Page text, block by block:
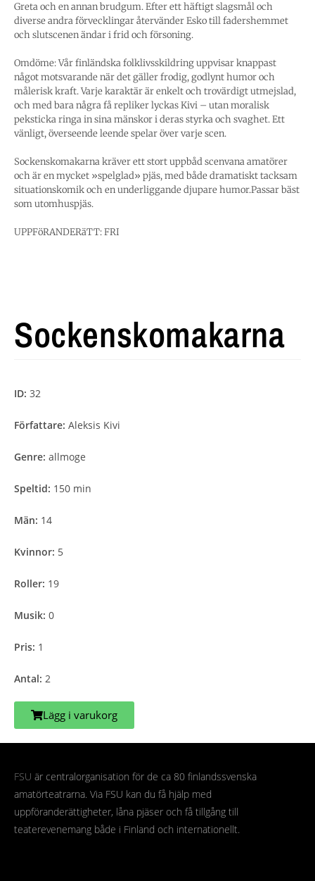
Greta och en annan brudgum. Efter ett häftigt slagsmål och
diverse andra förvecklingar återvänder Esko till fadershemmet
och slutscenen ändar i frid och försoning.
Omdöme: Vår finländska folklivsskildring uppvisar knappast
något motsvarande när det gäller frodig, godlynt humor och
målerisk kraft. Varje karaktär är enkelt och trovärdigt utmejslad,
och med bara några få repliker lyckas Kivi – utan moralisk
peksticka ringa in sina mänskor i deras styrka och svaghet. Ett
vänligt, överseende leende spelar över varje scen.
Sockenskomakarna kräver ett stort uppbåd scenvana amatörer
och är en mycket »spelglad» pjäs, med både dramatiskt tacksam
situationskomik och en underliggande djupare humor.Passar bäst
som utomhuspjäs.
UPPFöRANDERäTT: FRI
Sockenskomakarna
ID: 32
Författare: Aleksis Kivi
Genre: allmoge
Speltid: 150 min
Män: 14
Kvinnor: 5
Roller: 19
Musik: 0
Pris: 1
Antal: 2
Lägg i varukorg
FSU är centralorganisation för de ca 80 finlandssvenska
amatörteatrarna. Via FSU kan du få hjälp med
uppföranderättigheter, låna pjäser och få tillgång till
teaterevenemang både i Finland och internationellt.